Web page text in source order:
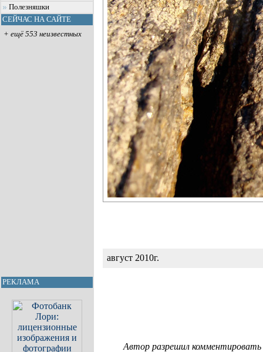
Полезняшки
СЕЙЧАС НА САЙТЕ
+ ещё 553 неизвестных
РЕКЛАМА
август 2010г.
Автор разрешил